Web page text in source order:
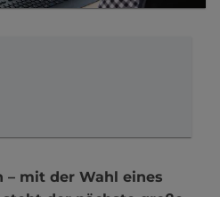
mit der Wahl eines